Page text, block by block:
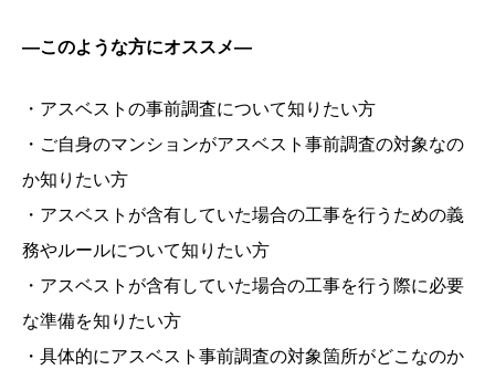
―このような方にオススメ―
・アスベストの事前調査について知りたい方
・ご自身のマンションがアスベスト事前調査の対象なの
か知りたい方
・アスベストが含有していた場合の工事を行うための義
務やルールについて知りたい方
・アスベストが含有していた場合の工事を行う際に必要
な準備を知りたい方
・具体的にアスベスト事前調査の対象箇所がどこなのか